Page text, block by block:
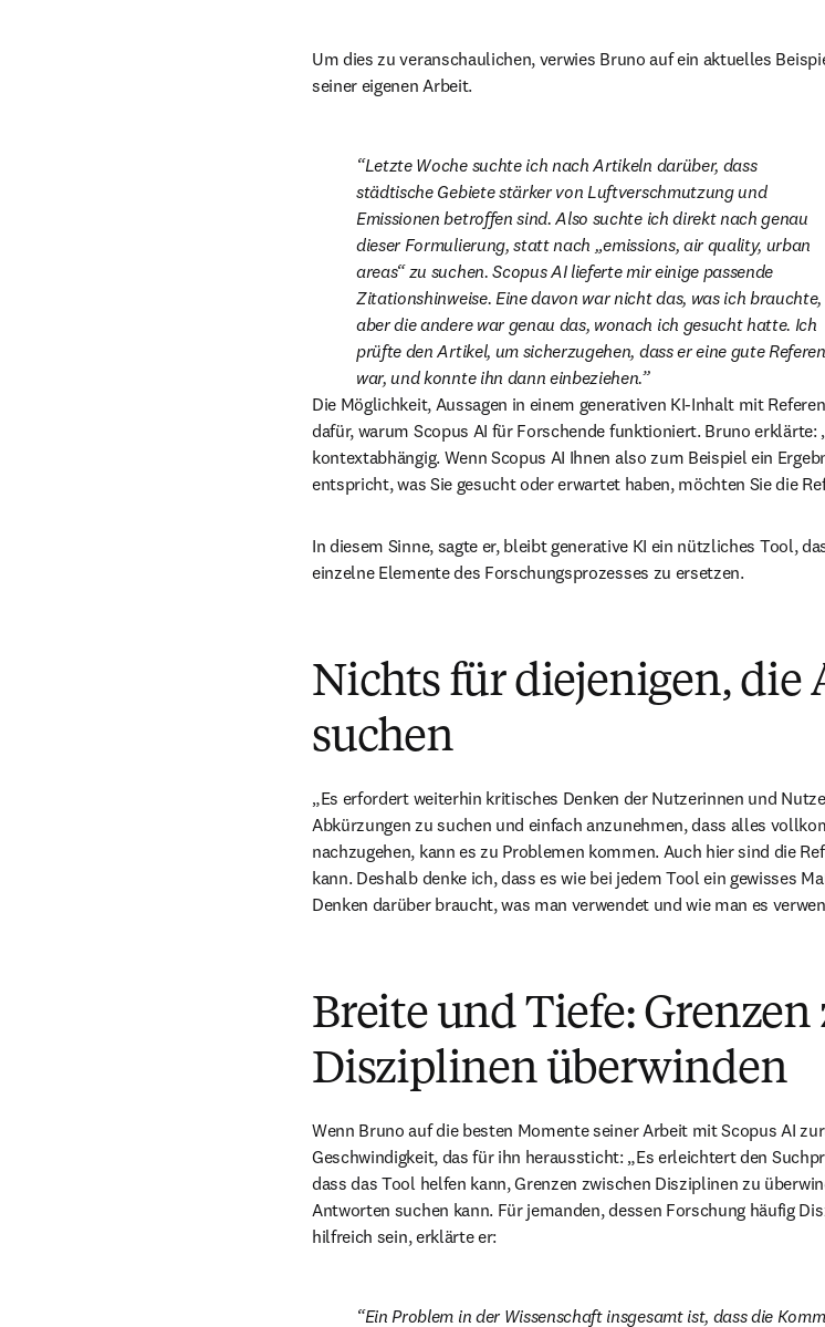
Um dies zu veranschaulichen, verwies Bruno auf ein aktuelles
seiner eigenen Arbeit.
Letzte Woche suchte ich nach Artikeln darüber, dass
städtische Gebiete stärker von Luftverschmutzung und
Emissionen betroffen sind. Also suchte ich direkt nach genau
dieser Formulierung, statt nach „emissions, air quality, urban
areas“ zu suchen. Scopus AI lieferte mir einige passende
Zitationshinweise. Eine davon war nicht das, was ich brauchte,
aber die andere war genau das, wonach ich gesucht hatte. Ich
prüfte den Artikel, um sicherzugehen, dass er eine gute
war, und konnte ihn dann einbeziehen.
Die Möglichkeit, Aussagen in einem generativen KI-Inhalt mit
dafür, warum Scopus AI für Forschende funktioniert. Bruno
kontextabhängig. Wenn Scopus AI Ihnen also zum Beispiel ein
entspricht, was Sie gesucht oder erwartet haben, möchten Sie die
In diesem Sinne, sagte er, bleibt generative KI ein nützliches Tool,
einzelne Elemente des Forschungsprozesses zu ersetzen.
Nichts für diejenigen, die
suchen
„Es erfordert weiterhin kritisches Denken der Nutzerinnen und
Abkürzungen zu suchen und einfach anzunehmen, dass alles
nachzugehen, kann es zu Problemen kommen. Auch hier sind die
kann. Deshalb denke ich, dass es wie bei jedem Tool ein gewisses
Denken darüber braucht, was man verwendet und wie man es
Breite und Tiefe: Grenzen
Disziplinen überwinden
Wenn Bruno auf die besten Momente seiner Arbeit mit Scopus AI
Geschwindigkeit, das für ihn heraussticht: „Es erleichtert den
dass das Tool helfen kann, Grenzen zwischen Disziplinen zu
Antworten suchen kann. Für jemanden, dessen Forschung häufig
hilfreich sein, erklärte er:
Ein Problem in der Wissenschaft insgesamt ist, dass die